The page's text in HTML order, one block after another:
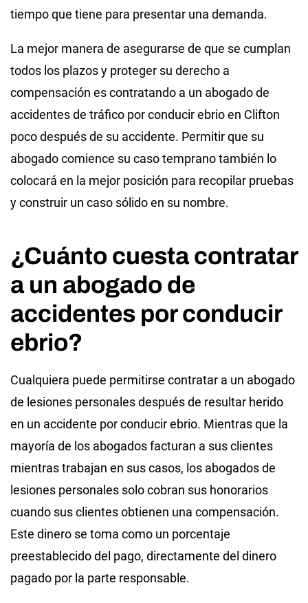
tiempo que tiene para presentar una demanda.
La mejor manera de asegurarse de que se cumplan
todos los plazos y proteger su derecho a
compensación es contratando a un abogado de
accidentes de tráfico por conducir ebrio en Clifton
poco después de su accidente. Permitir que su
abogado comience su caso temprano también lo
colocará en la mejor posición para recopilar pruebas
y construir un caso sólido en su nombre.
¿Cuánto cuesta contratar
a un abogado de
accidentes por conducir
ebrio?
Cualquiera puede permitirse contratar a un abogado
de lesiones personales después de resultar herido
en un accidente por conducir ebrio. Mientras que la
mayoría de los abogados facturan a sus clientes
mientras trabajan en sus casos, los abogados de
lesiones personales solo cobran sus honorarios
cuando sus clientes obtienen una compensación.
Este dinero se toma como un porcentaje
preestablecido del pago, directamente del dinero
pagado por la parte responsable.